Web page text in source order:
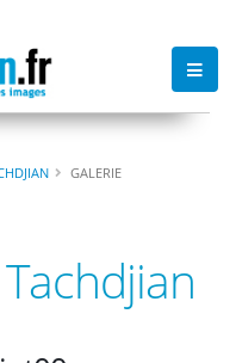
GALERIE